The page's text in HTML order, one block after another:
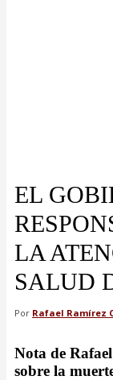
EL
LA
SALUD
Por Rafael Ramírez
Nota de
sobre la